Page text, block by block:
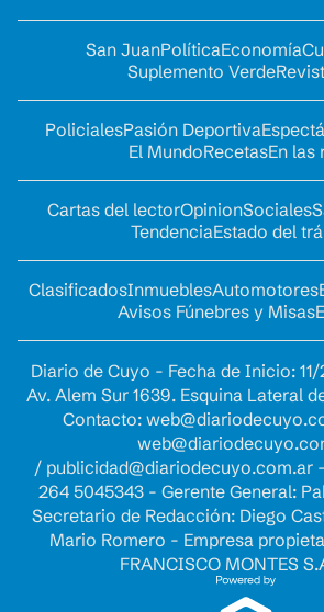
San JuanPolíticaEconomía
Suplemento Verde
PolicialesPasión Deportiva
El MundoRecetasEn las
Cartas del lectorOpinionSociales
TendenciaEstado del
ClasificadosInmueblesAutomotores
Avisos Fúnebres y Misas
Diario de Cuyo - Fecha de Inicio:
Av. Alem Sur 1639. Esquina Lateral
Contacto:
/ publicidad@diariodecuyo.com.ar-
264 5045343 - Gerente General:
Secretario de Redacción: Diego
Mario Romero - Empresa
FRANCISCO MONTES